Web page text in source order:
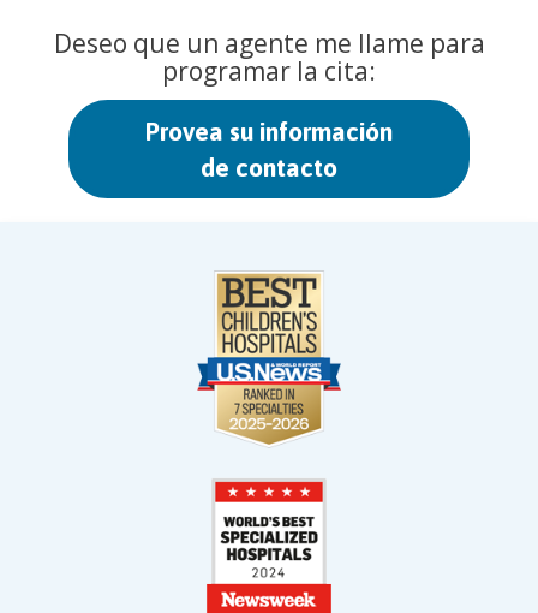
Deseo que un agente me llame para
programar la cita:
Provea su información
de contacto